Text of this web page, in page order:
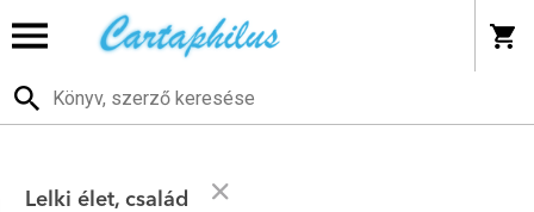
Lelki élet, család